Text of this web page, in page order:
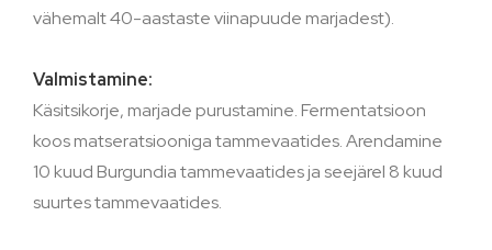
vähemalt 40-aastaste viinapuude marjadest).
Valmistamine:
Käsitsikorje, marjade purustamine. Fermentatsioon
koos matseratsiooniga tammevaatides. Arendamine
10 kuud Burgundia tammevaatides ja seejärel 8 kuud
suurtes tammevaatides.